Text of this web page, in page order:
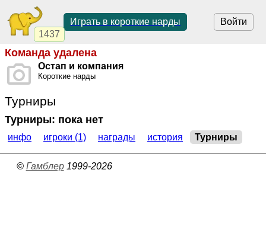
1437
Войти
Играть в короткие нарды
Команда удалена
Остап и компания
Короткие нарды
Турниры
Турниры: пока нет
инфо игроки (1) награды история Турниры
© Гамблер1999-2026